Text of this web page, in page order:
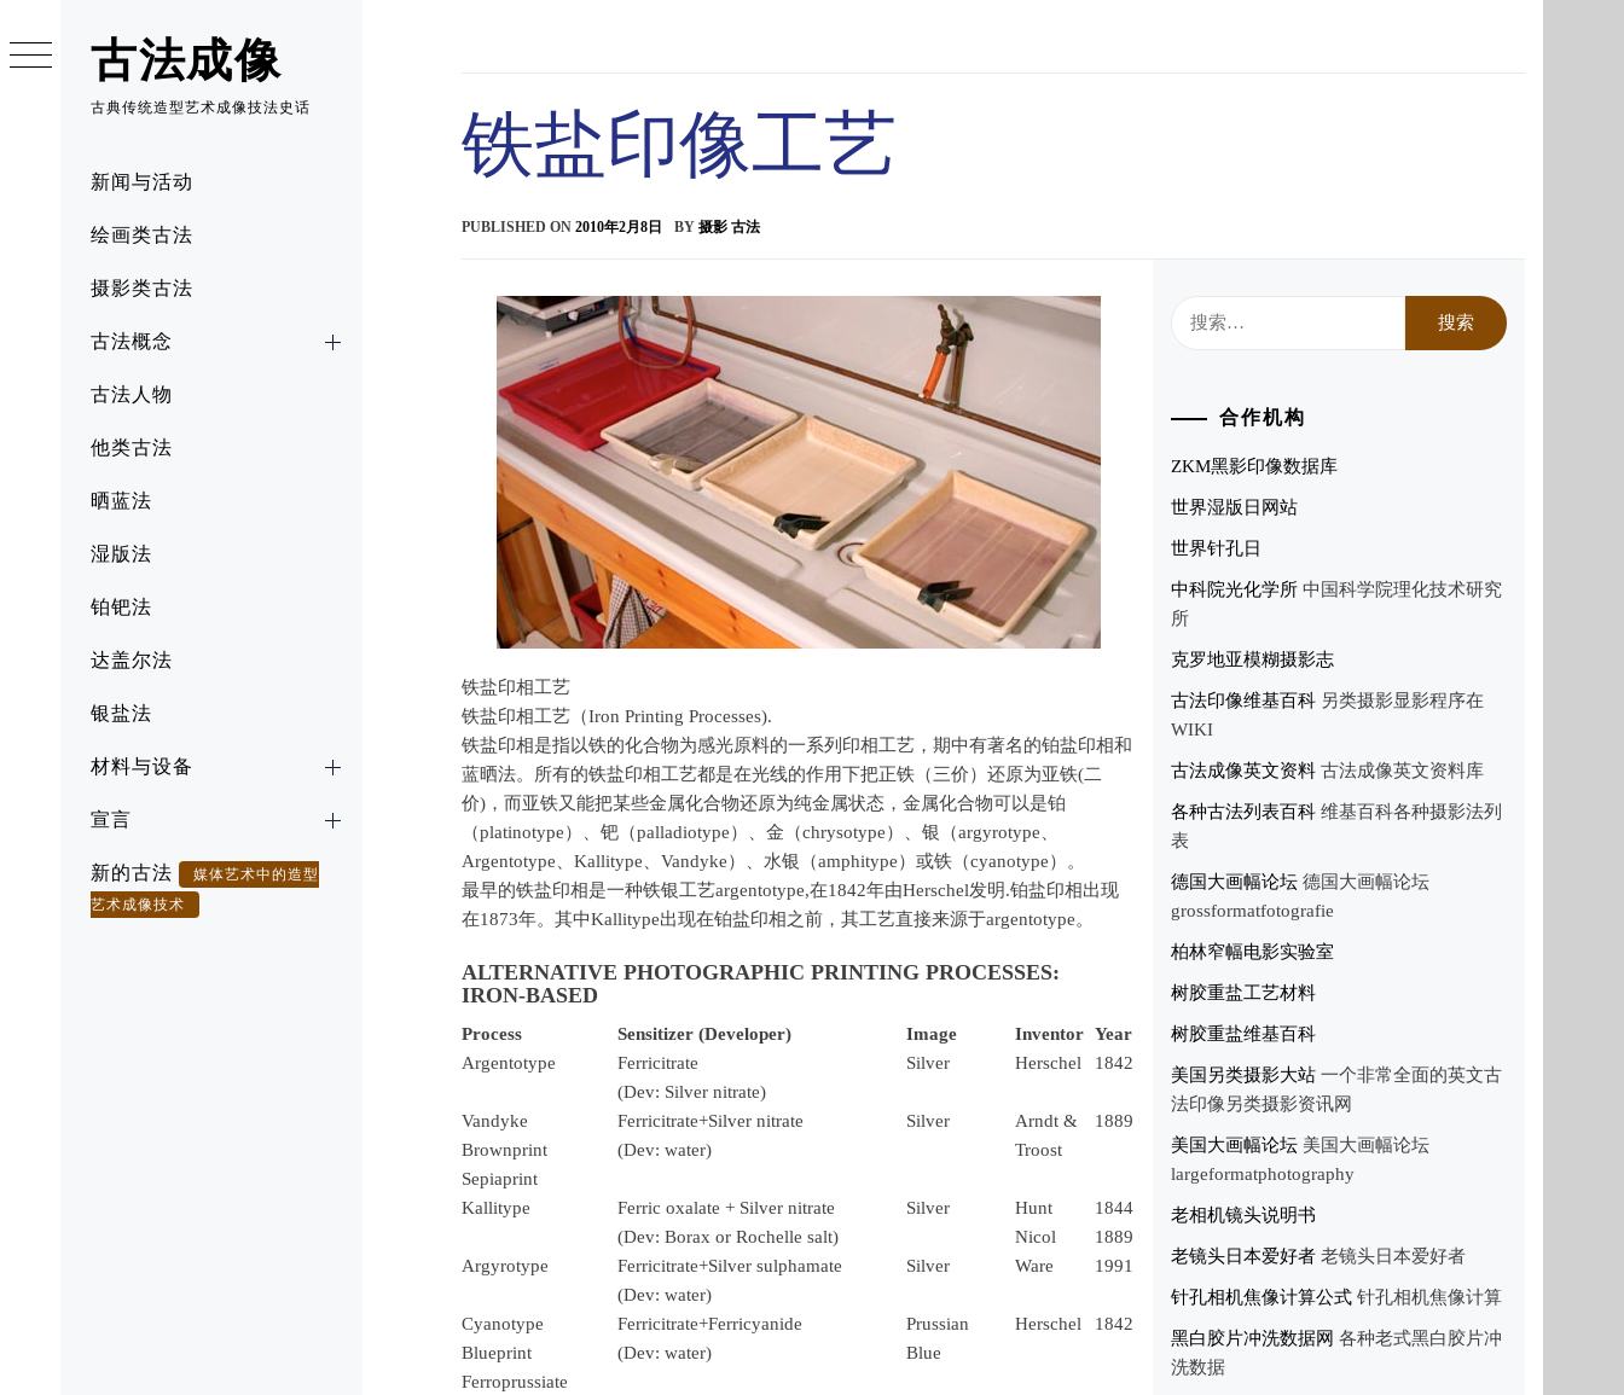
古法成像
古典传统造型艺术成像技法史话
Primary
Menu
新闻与活动
绘画类古法
摄影类古法
古法概念
古法人物
他类古法
晒蓝法
湿版法
铂钯法
达盖尔法
银盐法
材料与设备
宣言
新的古法
媒体艺术中的造型
艺术成像技术
to
content
铁盐印像工艺
PUBLISHED ON2010年2月8日 BY摄影 古法
铁盐印相工艺
铁盐印相工艺（Iron Printing Processes).
铁盐印相是指以铁的化合物为感光原料的一系列印相工艺，期中有著名的铂盐印相和
蓝晒法。所有的铁盐印相工艺都是在光线的作用下把正铁（三价）还原为亚铁(二
价)，而亚铁又能把某些金属化合物还原为纯金属状态，金属化合物可以是铂
（platinotype）、钯（palladiotype）、金（chrysotype）、银（argyrotype、
Argentotype、Kallitype、Vandyke）、水银（amphitype）或铁（cyanotype）。
最早的铁盐印相是一种铁银工艺argentotype,在1842年由Herschel发明.铂盐印相出现
在1873年。其中Kallitype出现在铂盐印相之前，其工艺直接来源于argentotype。
ALTERNATIVE PHOTOGRAPHIC PRINTING PROCESSES:
IRON-BASED
Process Sensitizer (Developer) Image Inventor Year
Argentotype
Ferricitrate
(Dev: Silver nitrate)
Silver Herschel 1842
Vandyke
Brownprint
Sepiaprint
Ferricitrate+Silver nitrate
(Dev: water)
Silver
Arndt &
Troost
1889
Kallitype
Ferric oxalate + Silver nitrate
(Dev: Borax or Rochelle salt)
Silver
Hunt
Nicol
1844
1889
Argyrotype
Ferricitrate+Silver sulphamate
(Dev: water)
Silver Ware 1991
Cyanotype
Blueprint
Ferroprussiate
Ferricitrate+Ferricyanide
(Dev: water)
Prussian
Blue
Herschel 1842
合作机构
ZKM黑影印像数据库
世界湿版日网站
世界针孔日
中科院光化学所中国科学院理化技术研究
所
克罗地亚模糊摄影志
古法印像维基百科另类摄影显影程序在
WIKI
古法成像英文资料古法成像英文资料库
各种古法列表百科维基百科各种摄影法列
表
德国大画幅论坛德国大画幅论坛
grossformatfotografie
柏林窄幅电影实验室
树胶重盐工艺材料
树胶重盐维基百科
美国另类摄影大站一个非常全面的英文古
法印像另类摄影资讯网
美国大画幅论坛美国大画幅论坛
largeformatphotography
老相机镜头说明书
老镜头日本爱好者老镜头日本爱好者
针孔相机焦像计算公式针孔相机焦像计算
黑白胶片冲洗数据网 各种老式黑白胶片冲
洗数据